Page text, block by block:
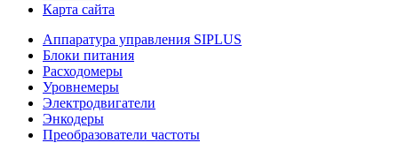
Карта сайта
Аппаратура управления SIPLUS
Блоки питания
Расходомеры
Уровнемеры
Электродвигатели
Энкодеры
Преобразователи частоты